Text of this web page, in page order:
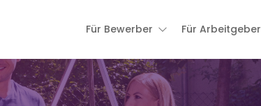
Für Bewerber Für Arbeitgeber